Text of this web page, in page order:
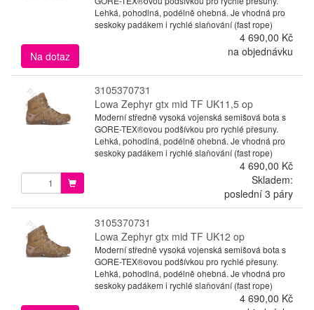
Lehká, pohodlná, podélně ohebná. Je vhodná pro
seskoky padákem i rychlé slaňování (fast rope)
4 690,00 Kč
Na dotaz
na objednávku
3105370731
Lowa Zephyr gtx mid TF UK11,5 op
Moderní středně vysoká vojenská semišová bota s
GORE-TEX®ovou podšívkou pro rychlé přesuny.
Lehká, pohodlná, podélně ohebná. Je vhodná pro
seskoky padákem i rychlé slaňování (fast rope)
4 690,00 Kč
Skladem:
poslední 3 páry
3105370731
Lowa Zephyr gtx mid TF UK12 op
Moderní středně vysoká vojenská semišová bota s
GORE-TEX®ovou podšívkou pro rychlé přesuny.
Lehká, pohodlná, podélně ohebná. Je vhodná pro
seskoky padákem i rychlé slaňování (fast rope)
4 690,00 Kč